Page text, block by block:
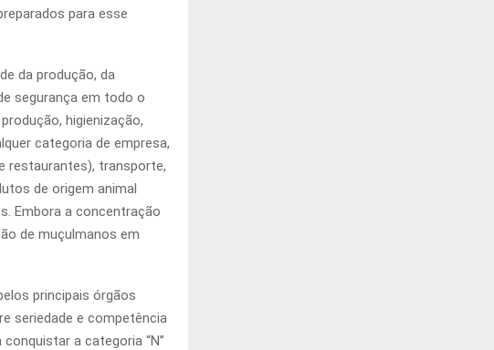
para esse
da produção, da
segurança em todo o
higienização,
categoria de empresa,
restaurantes), transporte,
de origem animal
Embora a concentração
de muçulmanos em
principais órgãos
seriedade e competência
a categoria “N”